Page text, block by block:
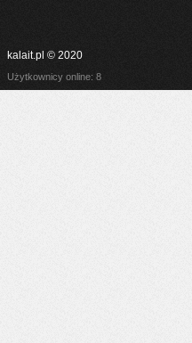
kalait.pl © 2020
Użytkownicy online: 8